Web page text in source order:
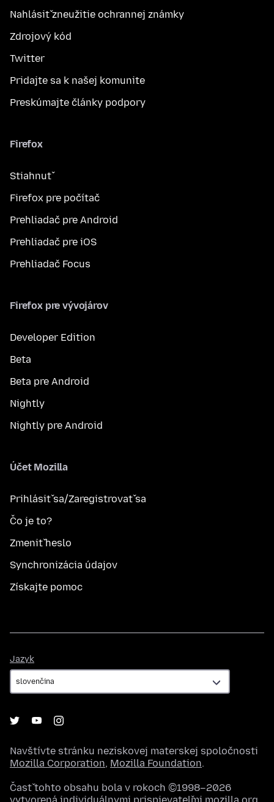
Nahlásiť zneužitie ochrannej známky
Zdrojový kód
Twitter
Pridajte sa k našej komunite
Preskúmajte články podpory
Firefox
Stiahnuť
Firefox pre počítač
Prehliadač pre Android
Prehliadač pre iOS
Prehliadač Focus
Firefox pre vývojárov
Developer Edition
Beta
Beta pre Android
Nightly
Nightly pre Android
Účet Mozilla
Prihlásiť sa/Zaregistrovať sa
Čo je to?
Zmeniť heslo
Synchronizácia údajov
Získajte pomoc
Jazyk
Navštívte stránku neziskovej materskej spoločnosti
Mozilla Corporation, Mozilla Foundation.
Časť tohto obsahu bola v rokoch ©1998–2026